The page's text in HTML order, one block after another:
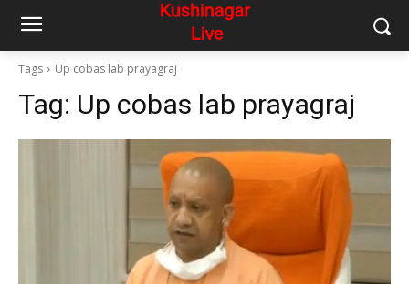
Tags Up cobas lab prayagraj
Tag: Up cobas lab prayagraj